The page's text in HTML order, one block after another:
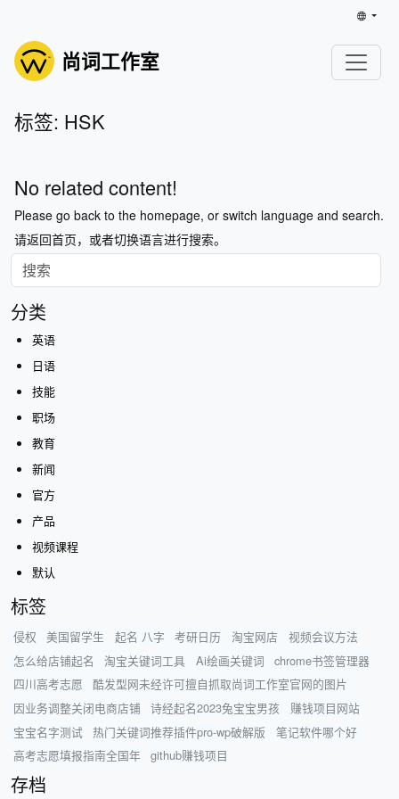
尚词工作室
标签: HSK
No related content!
Please go back to the homepage, or switch language and search.
请返回首页，或者切换语言进行搜索。
分类
英语
日语
技能
职场
教育
新闻
官方
产品
视频课程
默认
标签
侵权 美国留学生 起名 八字 考研日历 淘宝网店
视频会议方法
怎么给店铺起名
淘宝关键词工具 Ai绘画关键词
chrome书签管理器
四川高考志愿
酷发型网未经许可擅自抓取尚词工作室官网的图片
因业务调整关闭电商店铺
诗经起名2023兔宝宝男孩
赚钱项目网站
宝宝名字测试
热门关键词推荐插件pro-wp破解版
笔记软件哪个好
高考志愿填报指南全国年
github赚钱项目
存档